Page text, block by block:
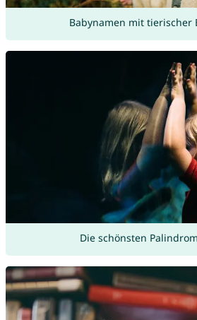
Babynamen mit tierischer
Die schönsten